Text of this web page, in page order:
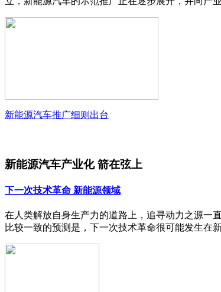
新能源汽车推广细则出台
新能源汽车产业化 箭在弦上
下一次技术革命 新能源领域
在人类解放自身生产力的道路上，追寻动力之源一
比较一致的预测是，下一次技术革命很可能发生在